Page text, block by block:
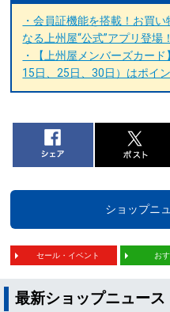
・会員証機能を搭載！お買
なる上州屋“公式”アプリ登場！
・【上州屋メンバーズカー
15日、25日、30日）はポイ
ショップニ
セール・イベント お
最新ショップニュース